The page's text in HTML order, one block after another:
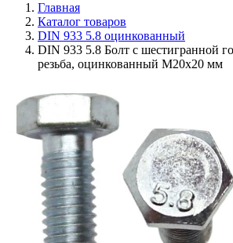
Главная
Каталог товаров
DIN 933 5.8 оцинкованный
DIN 933 5.8 Болт с шестигранной
резьба, оцинкованный M20x20 мм